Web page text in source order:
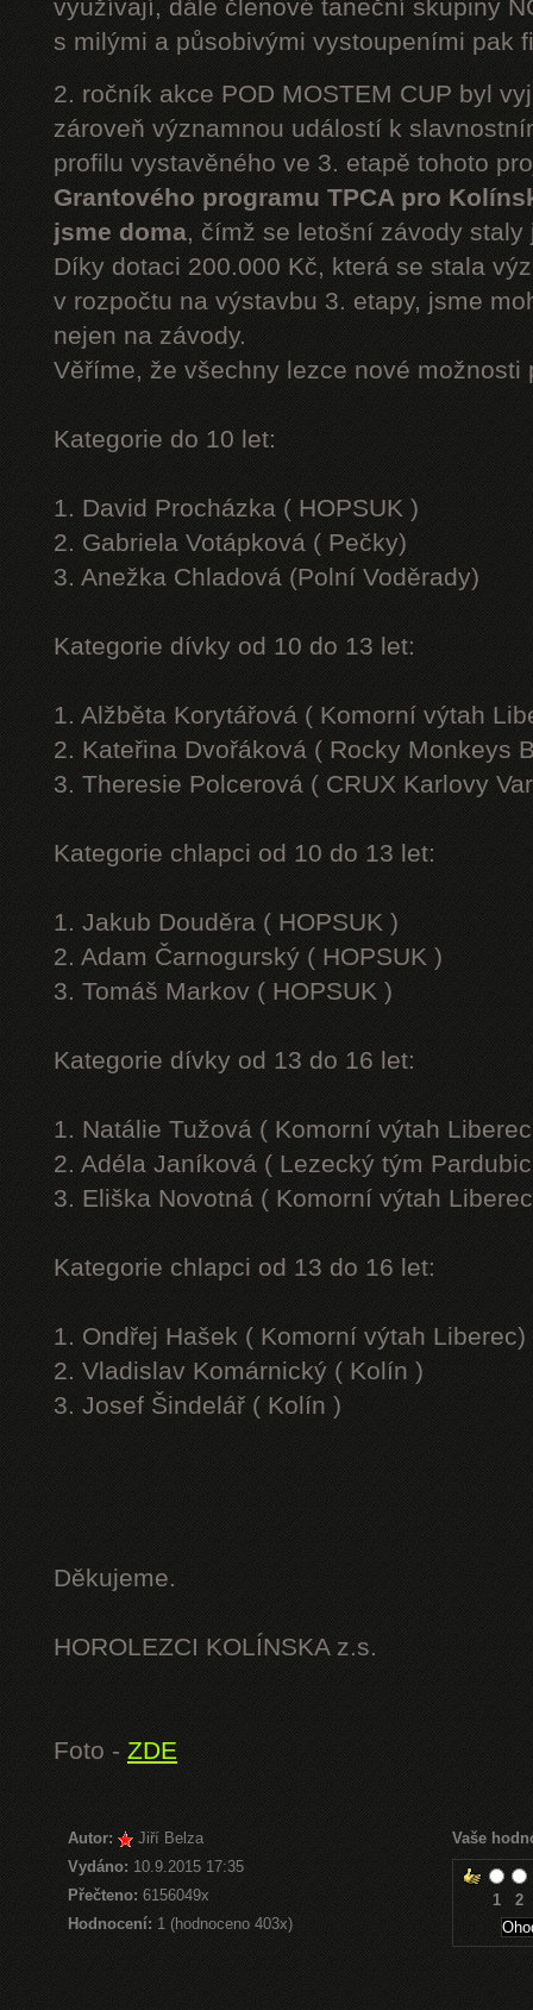
využívají, dále členové taneční skupiny
s milými a působivými vystoupeními pak
2. ročník akce POD MOSTEM CUP byl
zároveň významnou událostí k
profilu vystavěného ve 3. etapě tohoto
Grantového programu TPCA pro
jsme doma, čímž se letošní závody
Díky dotaci 200.000 Kč, která se stala
v rozpočtu na výstavbu 3. etapy, jsme
nejen na závody.
Věříme, že všechny lezce nové možnosti
Kategorie do 10 let:
1. David Procházka ( HOPSUK )
2. Gabriela Votápková ( Pečky)
3. Anežka Chladová (Polní Voděrady)
Kategorie dívky od 10 do 13 let:
1. Alžběta Korytářová ( Komorní výtah
2. Kateřina Dvořáková ( Rocky Monkeys
3. Theresie Polcerová ( CRUX Karlovy
Kategorie chlapci od 10 do 13 let:
1. Jakub Douděra ( HOPSUK )
2. Adam Čarnogurský ( HOPSUK )
3. Tomáš Markov ( HOPSUK )
Kategorie dívky od 13 do 16 let:
1. Natálie Tužová ( Komorní výtah
2. Adéla Janíková ( Lezecký tým
3. Eliška Novotná ( Komorní výtah
Kategorie chlapci od 13 do 16 let:
1. Ondřej Hašek ( Komorní výtah Liberec)
2. Vladislav Komárnický ( Kolín )
3. Josef Šindelář ( Kolín )
Děkujeme.
HOROLEZCI KOLÍNSKA z.s.
Foto - ZDE
Autor:
Jiří Belza
Vydáno: 10.9.2015 17:35
Přečteno:6156049x
Hodnocení: 1 (hodnoceno 403x)
Vaše
1 2